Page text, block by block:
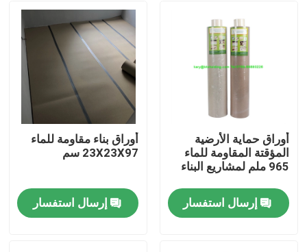
منزل
حول بنا
أوراق حماية الأرضية
المؤقتة المقاومة للماء
965 ملم لمشاريع البناء
إرسال استفسار
أوراق بناء مقاومة للماء
23X23X97 سم
إرسال استفسار